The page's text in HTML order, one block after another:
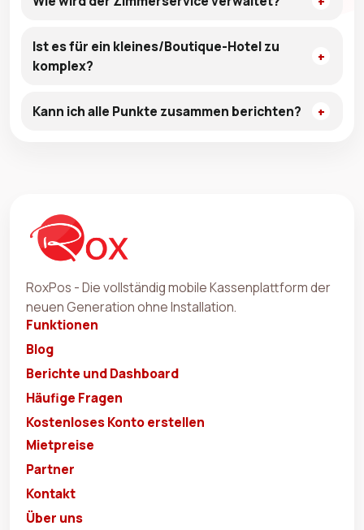
Ist es für ein kleines/Boutique-Hotel zu
komplex?
Kann ich alle Punkte zusammen berichten?
RoxPos - Die vollständig mobile Kassenplattform der
neuen Generation ohne Installation.
Funktionen
Blog
Berichte und Dashboard
Häufige Fragen
Kostenloses Konto erstellen
Mietpreise
Partner
Kontakt
Über uns